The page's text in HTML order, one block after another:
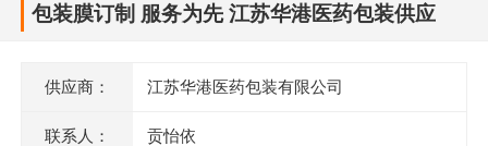
包装膜订制 服务为先 江苏华港医药包装供应
供应商： 江苏华港医药包装有限公司
联系人： 贡怡依